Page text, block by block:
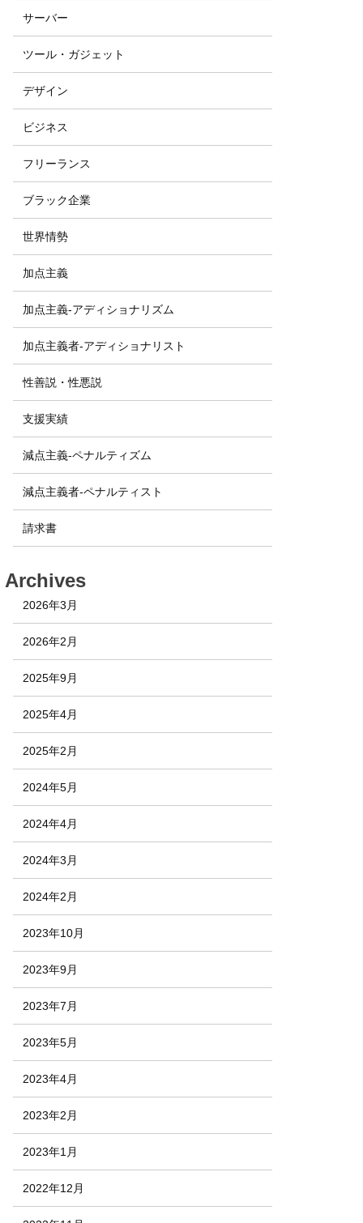
サーバー
ツール・ガジェット
デザイン
ビジネス
フリーランス
ブラック企業
世界情勢
加点主義
加点主義-アディショナリズム
加点主義者-アディショナリスト
性善説・性悪説
支援実績
減点主義-ペナルティズム
減点主義者-ペナルティスト
請求書
Archives
2026年3月
2026年2月
2025年9月
2025年4月
2025年2月
2024年5月
2024年4月
2024年3月
2024年2月
2023年10月
2023年9月
2023年7月
2023年5月
2023年4月
2023年2月
2023年1月
2022年12月